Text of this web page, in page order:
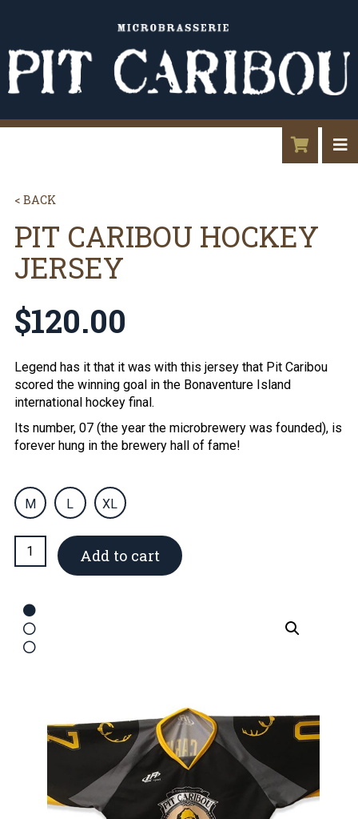
< BACK
PIT CARIBOU HOCKEY
JERSEY
$120.00
Legend has it that it was with this jersey that Pit Caribou
scored the winning goal in the Bonaventure Island
international hockey final.
Its number, 07 (the year the microbrewery was founded), is
forever hung in the brewery hall of fame!
M L XL
Pit
Caribou
quantity
Add to cart